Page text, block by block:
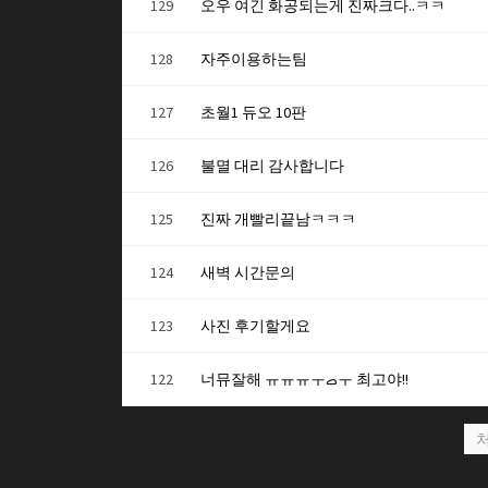
129 오우 여긴 화공되는게 진짜크다..ㅋㅋ
128 자주이용하는팀
127 초월1 듀오 10판
126 불멸 대리 감사합니다
125 진짜 개빨리끝남ㅋㅋㅋ
124 새벽 시간문의
123 사진 후기할게요
122 너뮤잘해 ㅠㅠㅠㅜࡇㅜ 최고야!!